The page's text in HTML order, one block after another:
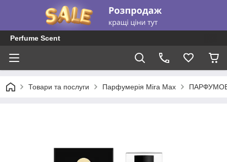
Perfume Scent
Товари та послуги Парфумерія Mira Max